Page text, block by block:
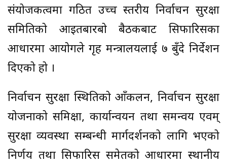
संयोजकत्वमा गठित उच्च स्तरीय निर्वाचन सुरक्षा
समितिको आइतबारबो बैठकबाट सिफारिसका
आधारमा आयोगले गृह मन्त्रालयलाई ७ बुँदे निर्देशन
दिएको हो ।
निर्वाचन सुरक्षा स्थितिको आँकलन, निर्वाचन सुरक्षा
योजनाको समिक्षा, कार्यान्वयन तथा समन्वय एवम्
सुरक्षा व्यवस्था सम्बन्धी मार्गदर्शनको लागि भएको
निर्णय तथा सिफारिस समेतको आधारमा स्थानीय